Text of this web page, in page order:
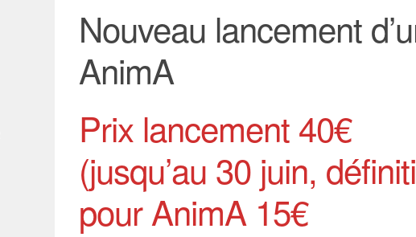
Nouveau lancement
AnimA
Prix lancement 40€
(jusqu’au 30 juin,
pour AnimA 15€